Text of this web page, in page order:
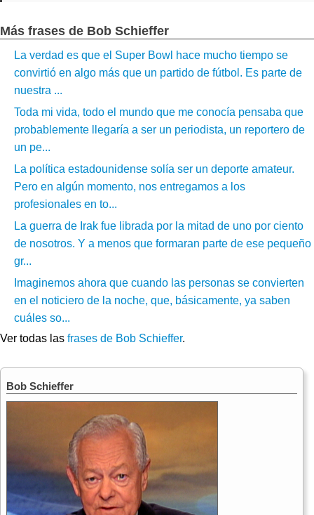
Más frases de Bob Schieffer
La verdad es que el Super Bowl hace mucho tiempo se
convirtió en algo más que un partido de fútbol. Es parte de
nuestra ...
Toda mi vida, todo el mundo que me conocía pensaba que
probablemente llegaría a ser un periodista, un reportero de
un pe...
La política estadounidense solía ser un deporte amateur.
Pero en algún momento, nos entregamos a los
profesionales en to...
La guerra de Irak fue librada por la mitad de uno por ciento
de nosotros. Y a menos que formaran parte de ese pequeño
gr...
Imaginemos ahora que cuando las personas se convierten
en el noticiero de la noche, que, básicamente, ya saben
cuáles so...
Ver todas las frases de Bob Schieffer.
Bob Schieffer